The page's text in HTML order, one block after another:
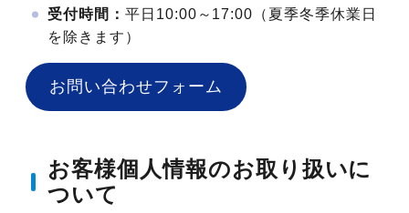
受付時間： 平日10:00～17:00（夏季冬季休業日
を除きます）
お問い合わせフォーム
お客様個人情報のお取り扱いに
ついて